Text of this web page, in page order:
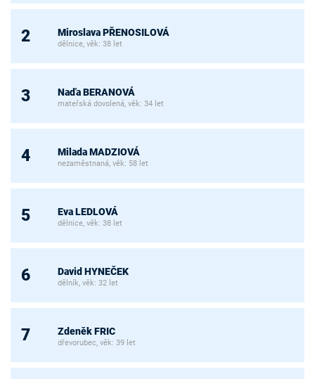
2 Miroslava PŘENOSILOVÁ
dělnice, věk: 38 let
3 Naďa BERANOVÁ
mateřská dovolená, věk: 34 let
4 Milada MADZIOVÁ
nezaměstnaná, věk: 58 let
5 Eva LEDLOVÁ
dělnice, věk: 38 let
6 David HYNEČEK
dělník, věk: 32 let
7 Zdeněk FRIC
dřevorubec, věk: 39 let